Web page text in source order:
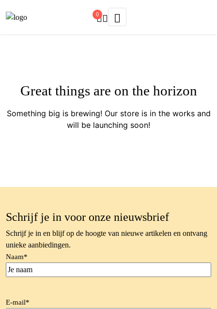
0
Great things are on the horizon
Something big is brewing! Our store is in the works and
will be launching soon!
Schrijf je in voor onze nieuwsbrief
Schrijf je in en blijf op de hoogte van nieuwe artikelen en ontvang
unieke aanbiedingen.
Naam*
E-mail*